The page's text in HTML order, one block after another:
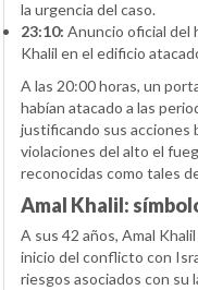
la urgencia del caso.
23:10: Anuncio oficial del
Khalil en el edificio
A las 20:00 horas, un
habían atacado a las
justificando sus acciones
violaciones del alto el
reconocidas como tales
Amal Khalil:
A sus 42 años, Amal
inicio del conflicto con
riesgos asociados con su